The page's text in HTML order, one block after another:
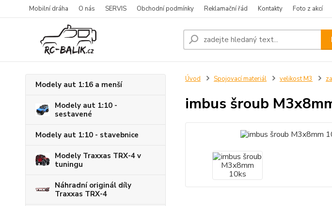
Mobilní dráha O nás SERVIS Obchodní podmínky Reklamační řád Kontakty Foto z akcí
Modely aut 1:16 a menší
Modely aut 1:10 -
sestavené
Modely aut 1:10 - stavebnice
Modely Traxxas TRX-4 v
tuningu
Náhradní originál díly
Traxxas TRX-4
Úvod Spojovací materiál velikost M3
imbus šroub